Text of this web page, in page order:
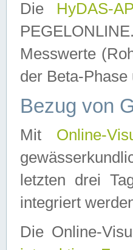
Die HyDAS-
Messwerte
der Beta-
Bezug von
Mit Online-
letzten drei
integriert
Die Online-